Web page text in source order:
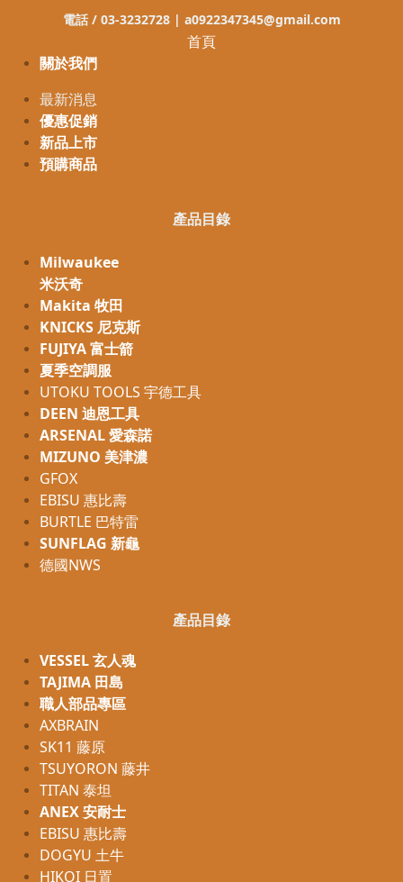
電話 / 03-3232728 | a0922347345@gmail.com
首頁
關於我們
最新消息
優惠促銷
新品上市
預購商品
產品目錄
Milwaukee
米沃奇
Makita 牧田
KNICKS 尼克斯
FUJIYA 富士箭
夏季空調服
UTOKU TOOLS 宇德工具
DEEN 迪恩工具
ARSENAL 愛森諾
MIZUNO 美津濃
GFOX
EBISU 惠比壽
BURTLE 巴特雷
SUNFLAG 新龜
德國NWS
產品目錄
VESSEL 玄人魂
TAJIMA 田島
職人部品專區
AXBRAIN
SK11 藤原
TSUYORON 藤井
TITAN 泰坦
ANEX 安耐士
EBISU 惠比壽
DOGYU 土牛
HIKOI 日置